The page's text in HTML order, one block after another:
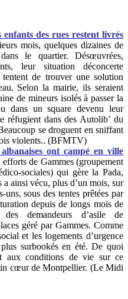
des rues restent livrés
mois, quelques dizaines de
le quartier. Désœuvrées,
leur situation déconcerte
de trouver une solution
Selon la mairie, ils seraient
de mineurs isolés à passer la
dans un square devenu leur
réfugient dans des Autolib’ du
se droguent en sniffant
violents.. (BFMTV)
ont campé en ville
de Gammes (groupement
sociales) qui gère la Pada,
a ainsi vécu, plus d’un mois, sur
uns, sous des tentes prêtées par
depuis de longs mois de
des demandeurs d’asile de
géré par Gammes. Comme
et les logements d’urgence
surbookés en été. De quoi
aux conditions de vie sur ce
cœur de Montpellier. (Le Midi